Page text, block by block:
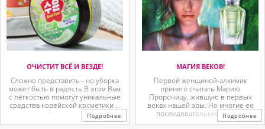
ОЧИСТИТ ВСЁ И ВЕЗДЕ!
Сложно представить - но уборка
может быть в радость.В этом Вам
с лёгкостью помогут уникальные
средства корейской косметики ...
Подробнее
МАГИЯ ВЕКОВ!
Первой женщиной-алхимик
принято считать Марию
Пророчицу, жившую в первых
веках нашей эры. Но многие ее
последовательницы так ...
Подробнее